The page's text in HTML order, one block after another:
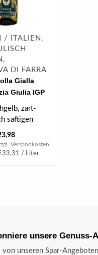
/ ITALIEN,
DI FARRA
Gialla
Giulia IGP
zart-
saftigen
Duf..
Versandkosten
/ Liter
unsere Genuss-
von unseren Spar-